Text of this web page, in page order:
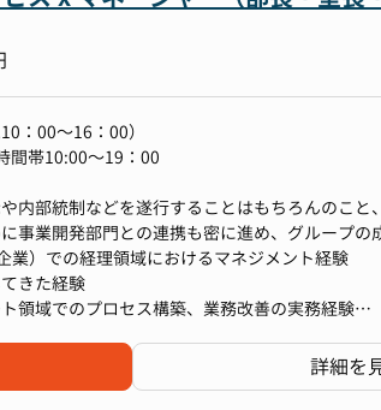
：00～16：00）
間帯10:00～19：00
内部統制などを遂行することはもちろんのこと
事業開発部門との連携も密に進め、グループの
います。
状況であることから、部長ポジションをお任せ
業）での経理領域におけるマネジメント経験
きた経験
領域でのプロセス構築、業務改善の実務経験
ます。
詳細を